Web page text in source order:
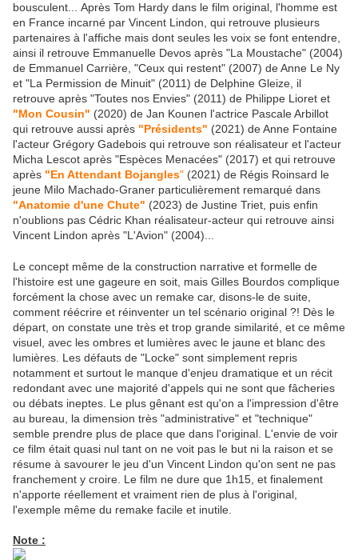
bousculent... Après Tom Hardy dans le film original, l'homme est
en France incarné par Vincent Lindon, qui retrouve plusieurs
partenaires à l'affiche mais dont seules les voix se font entendre,
ainsi il retrouve Emmanuelle Devos après "La Moustache" (2004)
de Emmanuel Carrière, "Ceux qui restent" (2007) de Anne Le Ny
et "La Permission de Minuit" (2011) de Delphine Gleize, il
retrouve après "Toutes nos Envies" (2011) de Philippe Lioret et
"Mon Cousin" (2020) de Jan Kounen l'actrice Pascale Arbillot
qui retrouve aussi après "Présidents" (2021) de Anne Fontaine
l'acteur Grégory Gadebois qui retrouve son réalisateur et l'acteur
Micha Lescot après "Espèces Menacées" (2017) et qui retrouve
après "En Attendant Bojangles" (2021) de Régis Roinsard le
jeune Milo Machado-Graner particulièrement remarqué dans
"Anatomie d'une Chute" (2023) de Justine Triet, puis enfin
n'oublions pas Cédric Khan réalisateur-acteur qui retrouve ainsi
Vincent Lindon après "L'Avion" (2004)...
Le concept même de la construction narrative et formelle de
l'histoire est une gageure en soit, mais Gilles Bourdos complique
forcément la chose avec un remake car, disons-le de suite,
comment réécrire et réinventer un tel scénario original ?! Dès le
départ, on constate une très et trop grande similarité, et ce même
visuel, avec les ombres et lumières avec le jaune et blanc des
lumières. Les défauts de "Locke" sont simplement repris
notamment et surtout le manque d'enjeu dramatique et un récit
redondant avec une majorité d'appels qui ne sont que fâcheries
ou débats ineptes. Le plus gênant est qu'on a l'impression d'être
au bureau, la dimension très "administrative" et "technique"
semble prendre plus de place que dans l'original. L'envie de voir
ce film était quasi nul tant on ne voit pas le but ni la raison et se
résume à savourer le jeu d'un Vincent Lindon qu'on sent ne pas
franchement y croire. Le film ne dure que 1h15, et finalement
n'apporte réellement et vraiment rien de plus à l'original,
l'exemple même du remake facile et inutile.
Note :